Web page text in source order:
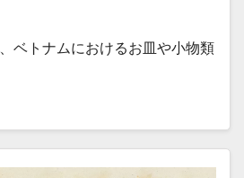
ベトナムにおけるお皿や小物類